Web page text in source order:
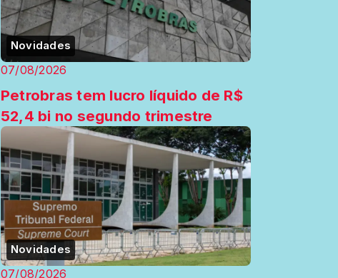
Novidades
07/08/2026
Petrobras tem lucro líquido de R$
52,4 bi no segundo trimestre
Novidades
07/08/2026